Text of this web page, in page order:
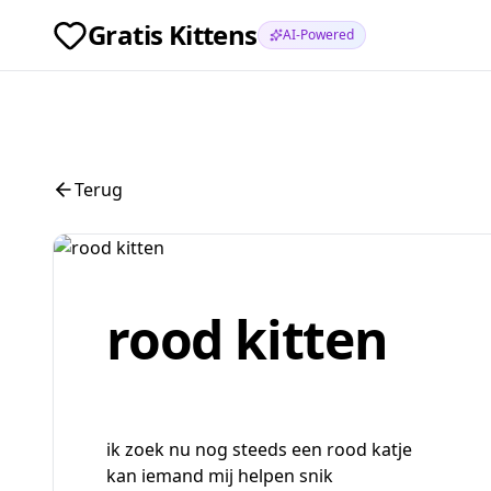
Gratis Kittens AI-Powered
Terug
rood kitten
ik zoek nu nog steeds een rood katje
kan iemand mij helpen snik